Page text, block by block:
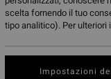
scelta fornendo il tuo
tipo analitico). Per
Impostazioni